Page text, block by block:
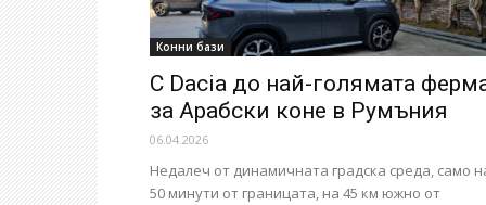
Конни бази
С Dacia до най-голямата
за Арабски коне в Румъния
06.04.2026
Недалеч от динамичната градска среда, само
50 минути от границата, на 45 км южно от